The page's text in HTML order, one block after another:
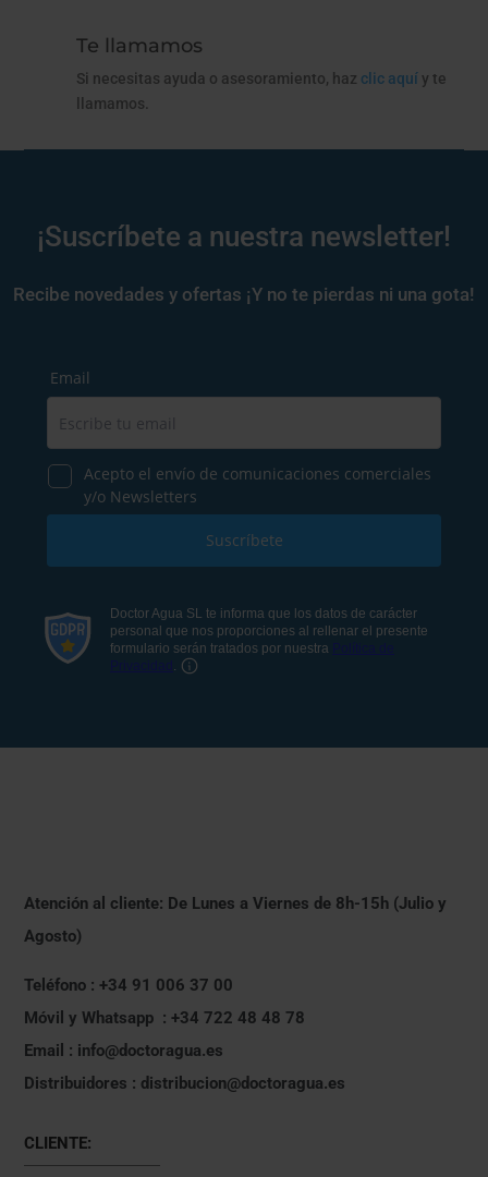
Te llamamos
Si necesitas ayuda o asesoramiento, haz clic aquíy te
llamamos.
¡Suscríbete a nuestra newsletter!
Recibe novedades y ofertas ¡Y no te pierdas ni una gota!
Atención al cliente: De Lunes a Viernes de 8h-15h (Julio y
Agosto)
Teléfono : +34 91 006 37 00
Móvil y Whatsapp : +34 722 48 48 78
Email : info@doctoragua.es
Distribuidores : distribucion@doctoragua.es
CLIENTE: